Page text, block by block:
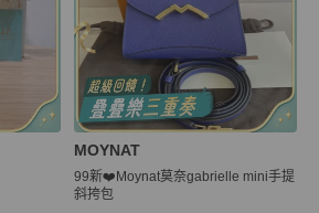
MOYNAT
99新❤️Moynat莫奈gabrielle mini手提
斜挎包